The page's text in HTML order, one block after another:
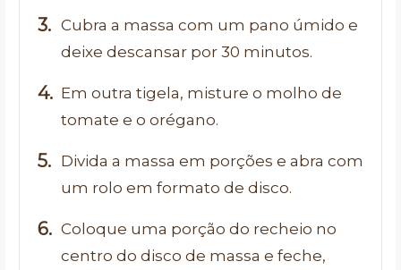
Cubra a massa com um pano úmido e
deixe descansar por 30 minutos.
Em outra tigela, misture o molho de
tomate e o orégano.
Divida a massa em porções e abra com
um rolo em formato de disco.
Coloque uma porção do recheio no
centro do disco de massa e feche,